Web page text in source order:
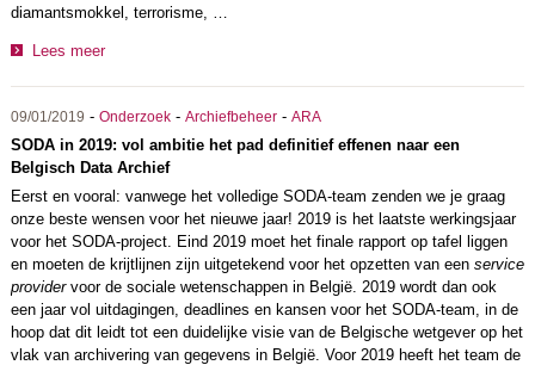
diamantsmokkel, terrorisme, …
Lees meer
09/01/2019 - Onderzoek- Archiefbeheer- ARA
SODA in 2019: vol ambitie het pad definitief effenen naar een
Belgisch Data Archief
Eerst en vooral: vanwege het volledige SODA-team zenden we je graag
onze beste wensen voor het nieuwe jaar! 2019 is het laatste werkingsjaar
voor het SODA-project. Eind 2019 moet het finale rapport op tafel liggen
en moeten de krijtlijnen zijn uitgetekend voor het opzetten van een service
providervoor de sociale wetenschappen in België. 2019 wordt dan ook
een jaar vol uitdagingen, deadlines en kansen voor het SODA-team, in de
hoop dat dit leidt tot een duidelijke visie van de Belgische wetgever op het
vlak van archivering van gegevens in België. Voor 2019 heeft het team de